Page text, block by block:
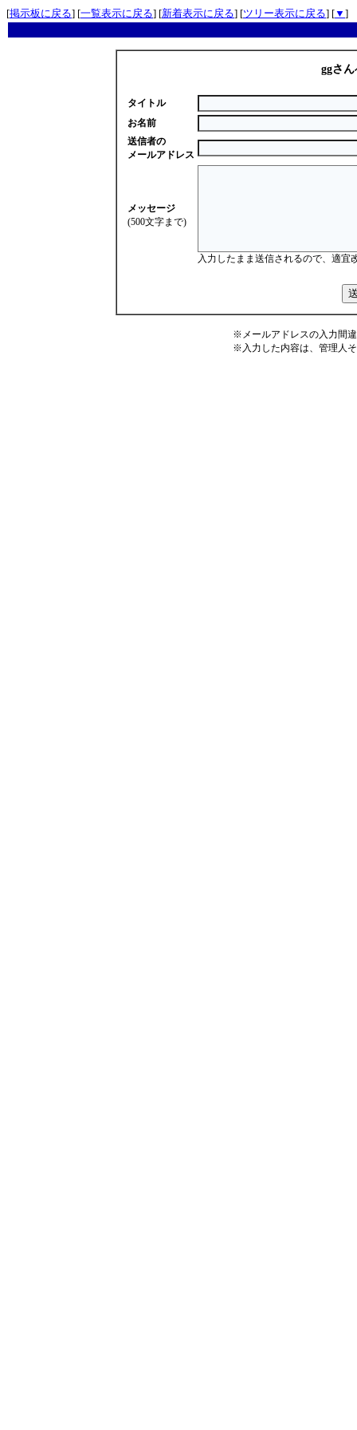
[掲示板に戻る] [一覧表示に戻る] [新着表示に戻る] [ツリー表示に戻る] [▼ ]
ggさん
タイトル
お名前
送信者の
メールアドレス
メッセージ
(500文字まで)
入力したまま送信されるので、適宜
※メールアドレスの入力間
※入力した内容は、管理人